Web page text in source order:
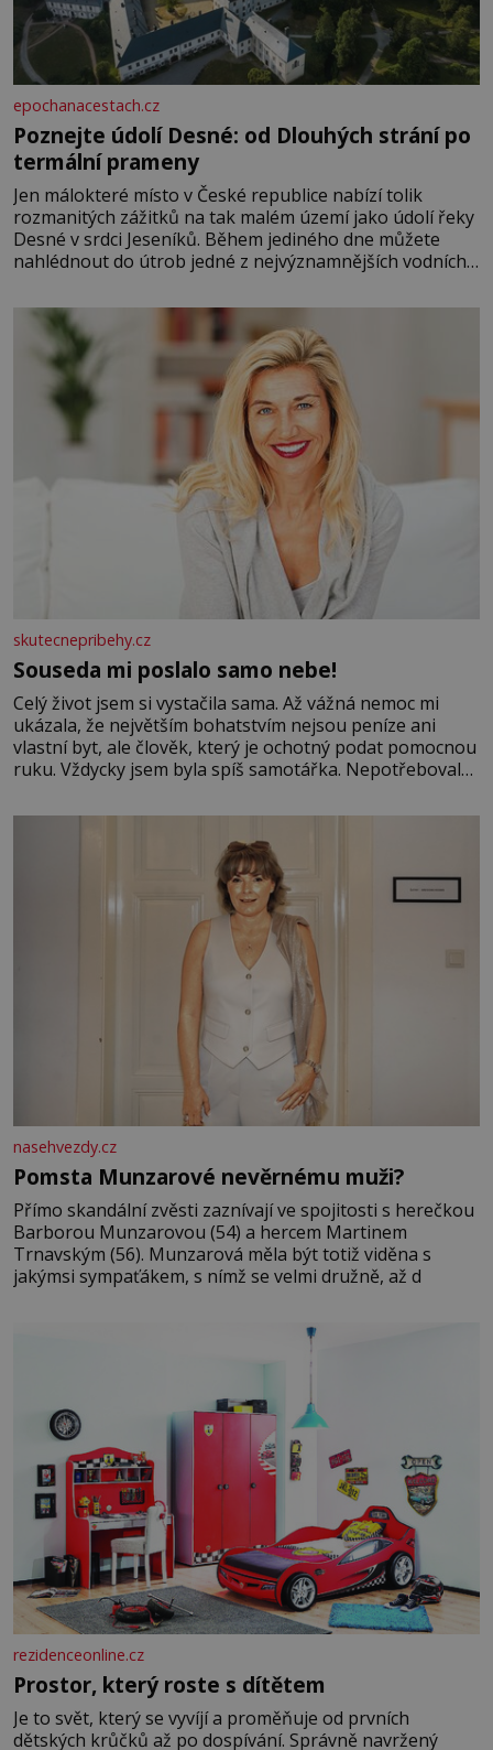
epochanacestach.cz
Poznejte údolí Desné: od Dlouhých strání po
termální prameny
Jen málokteré místo v České republice nabízí tolik
rozmanitých zážitků na tak malém území jako údolí řeky
Desné v srdci Jeseníků. Během jediného dne můžete
nahlédnout do útrob jedné z nejvýznamnějších vodních
se na koloběžce a den zakončit poznáváním památek ve
Velkých Losinách nebo v termálním
skutecnepribehy.cz
Souseda mi poslalo samo nebe!
Celý život jsem si vystačila sama. Až vážná nemoc mi
ukázala, že největším bohatstvím nejsou peníze ani
vlastní byt, ale člověk, který je ochotný podat pomocnou
ruku. Vždycky jsem byla spíš samotářka. Nepotřebovala
mi knihy, práce a hlavně klid. Hned po studiích jsem
nasehvezdy.cz
Pomsta Munzarové nevěrnému muži?
Přímo skandální zvěsti zaznívají ve spojitosti s herečkou
Barborou Munzarovou (54) a hercem Martinem
Trnavským (56). Munzarová měla být totiž viděna s
jakýmsi sympaťákem, s nímž se velmi družně, až d
rezidenceonline.cz
Prostor, který roste s dítětem
Je to svět, který se vyvíjí a proměňuje od prvních
dětských krůčků až po dospívání. Správně navržený